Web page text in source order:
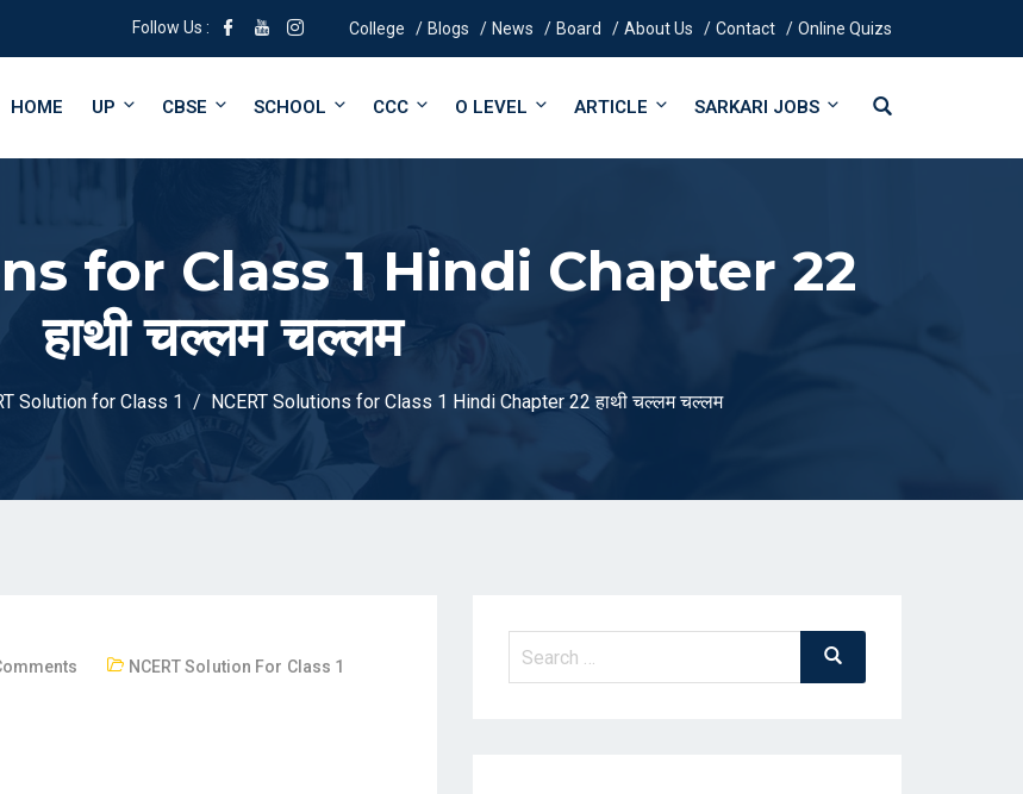
Follow Us : College Blogs News Board About Us Contact Online Quizs
HOME UP CBSE SCHOOL CCC O LEVEL ARTICLE SARKARI JOBS
for Class 1 Hindi Chapter 22
हाथी चल्लम चल्लम
Solution for Class 1 NCERT Solutions for Class 1 Hindi Chapter 22 हाथी चल्लम चल्लम
NCERT Solution For Class 1
Search
Search